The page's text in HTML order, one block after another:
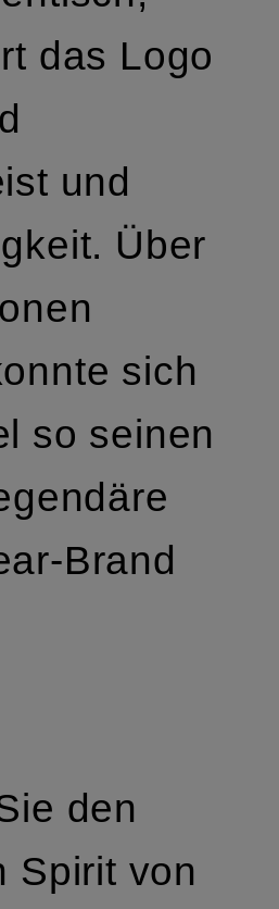
das Logo
und
Über
sich
so seinen
Brand
den
Spirit von